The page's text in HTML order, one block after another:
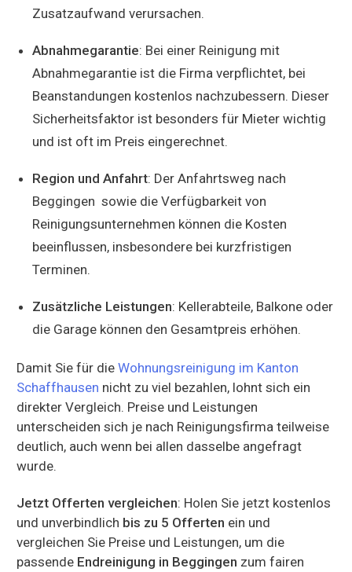
Zusatzaufwand verursachen.
Abnahmegarantie: Bei einer Reinigung mit
Abnahmegarantie ist die Firma verpflichtet, bei
Beanstandungen kostenlos nachzubessern. Dieser
Sicherheitsfaktor ist besonders für Mieter wichtig
und ist oft im Preis eingerechnet.
Region und Anfahrt: Der Anfahrtsweg nach
Beggingen sowie die Verfügbarkeit von
Reinigungsunternehmen können die Kosten
beeinflussen, insbesondere bei kurzfristigen
Terminen.
Zusätzliche Leistungen: Kellerabteile, Balkone oder
die Garage können den Gesamtpreis erhöhen.
Damit Sie für die Wohnungsreinigung im Kanton
Schaffhausen nicht zu viel bezahlen, lohnt sich ein
direkter Vergleich. Preise und Leistungen
unterscheiden sich je nach Reinigungsfirma teilweise
deutlich, auch wenn bei allen dasselbe angefragt
wurde.
Jetzt Offerten vergleichen: Holen Sie jetzt kostenlos
und unverbindlich bis zu 5 Offerten ein und
vergleichen Sie Preise und Leistungen, um die
passende Endreinigung in Beggingen zum fairen